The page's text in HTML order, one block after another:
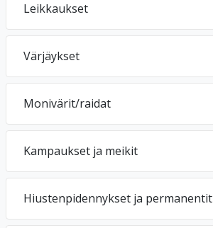
Leikkaukset
Värjäykset
Monivärit/raidat
Kampaukset ja meikit
Hiustenpidennykset ja permanentit